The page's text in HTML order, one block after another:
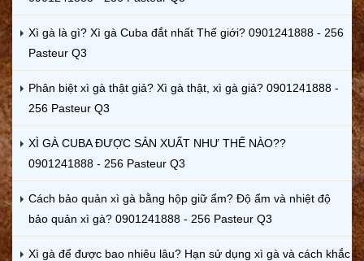
Xì gà là gì? Xì gà Cuba đắt nhất Thế giới? 0901241888 - 256
Pasteur Q3
Phân biệt xì gà thật giả? Xì gà thật, xì gà giả? 0901241888 -
256 Pasteur Q3
XÌ GÀ CUBA ĐƯỢC SẢN XUẤT NHƯ THẾ NÀO??
0901241888 - 256 Pasteur Q3
Cách bảo quản xì gà bằng hộp giữ ẩm? Độ ẩm và nhiệt độ
bảo quản xì gà? 0901241888 - 256 Pasteur Q3
Xì gà để được bao nhiêu lâu? Hạn sử dụng xì gà và cách khắc